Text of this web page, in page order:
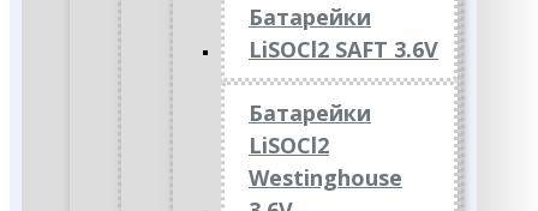
Батарейки
LiSOCl2 SAFT 3.6V
Батарейки
LiSOCl2
Westinghouse